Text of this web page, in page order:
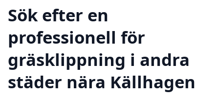
Sök efter en
professionell för
gräsklippning i andra
städer nära Källhagen